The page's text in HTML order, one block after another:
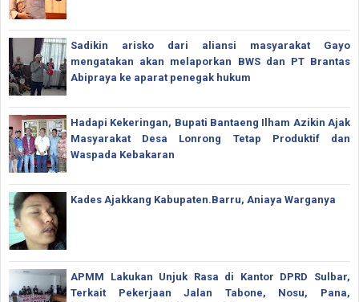
Sadikin arisko dari aliansi masyarakat Gayo
mengatakan akan melaporkan BWS dan PT Brantas
Abipraya ke aparat penegak hukum
Hadapi Kekeringan, Bupati Bantaeng Ilham Azikin Ajak
Masyarakat Desa Lonrong Tetap Produktif dan
Waspada Kebakaran
Kades Ajakkang Kabupaten.Barru, Aniaya Warganya
APMM Lakukan Unjuk Rasa di Kantor DPRD Sulbar,
Terkait Pekerjaan Jalan Tabone, Nosu, Pana,